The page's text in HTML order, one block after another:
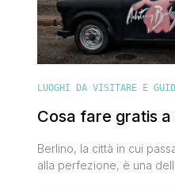
LUOGHI DA VISITARE E
Cosa fare gratis a
Berlino, la città in cui
alla perfezione, è una